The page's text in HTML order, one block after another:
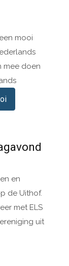
mooi
mee doen
en
de Uithof.
met ELS
uit